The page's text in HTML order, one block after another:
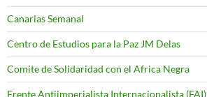
Canarias Semanal
Centro de Estudios para la Paz JM Delas
Comite de Solidaridad con el Africa Negra
Frente Antiimperialista Internacionalista (FAI)